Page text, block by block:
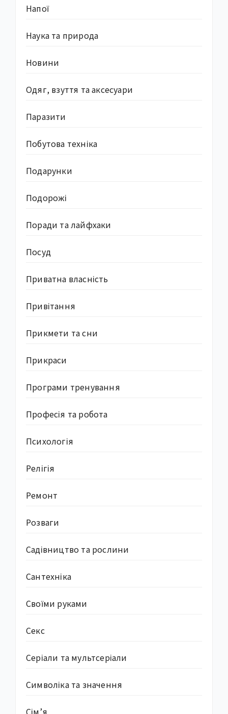
Напої
Наука та природа
Новини
Одяг, взуття та аксесуари
Паразити
Побутова техніка
Подарунки
Подорожі
Поради та лайфхаки
Посуд
Приватна власність
Привітання
Прикмети та сни
Прикраси
Програми тренування
Професія та робота
Психологія
Релігія
Ремонт
Розваги
Садівництво та рослини
Сантехніка
Своїми руками
Секс
Серіали та мультсеріали
Символіка та значення
Сім’я